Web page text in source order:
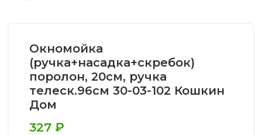
Окномойка
(ручка+насадка+скребок)
поролон, 20см, ручка
телеск.96см 30-03-102 Кошкин
Дом
327 ₽